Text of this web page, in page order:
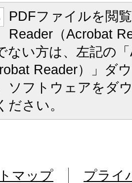
PDFファイルを閲
Reader（Acrobat
ない方は、左記の
Reader）」ダ
ソフトウェアをダ
ださい。
マップ プライ